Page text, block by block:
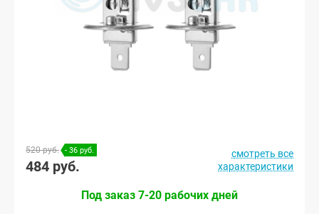
520 руб. - 36 руб.
484 руб.
смотреть все
характеристики
Под заказ 7-20 рабочих дней